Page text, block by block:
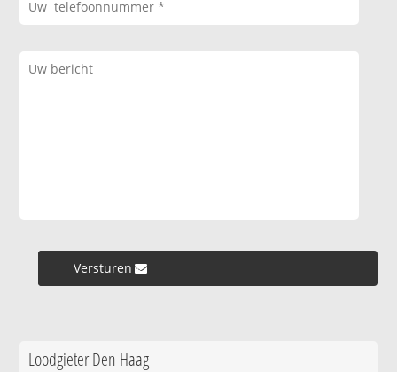
Versturen »
Loodgieter Den Haag